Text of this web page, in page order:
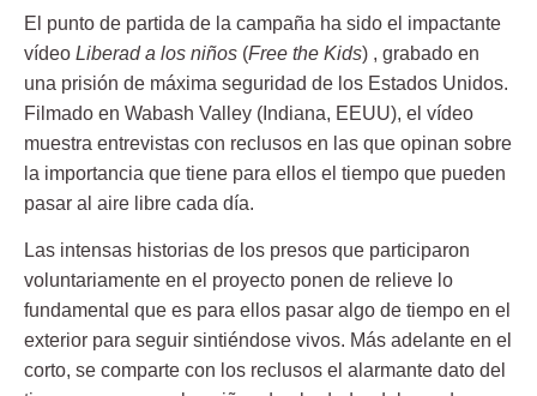
El punto de partida de la campaña ha sido el impactante
vídeo Liberad a los niños (Free the Kids) , grabado en
una prisión de máxima seguridad de los Estados Unidos.
Filmado en Wabash Valley (Indiana, EEUU), el vídeo
muestra entrevistas con reclusos en las que opinan sobre
la importancia que tiene para ellos el tiempo que pueden
pasar al aire libre cada día.
Las intensas historias de los presos que participaron
voluntariamente en el proyecto ponen de relieve lo
fundamental que es para ellos pasar algo de tiempo en el
exterior para seguir sintiéndose vivos. Más adelante en el
corto, se comparte con los reclusos el alarmante dato del